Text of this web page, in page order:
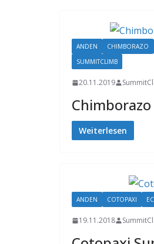
ANDEN CHIMBORAZO
SUMMITCLIMB
20.11.2019
Weiterlesen
ANDEN COTOPAXI
19.11.2018